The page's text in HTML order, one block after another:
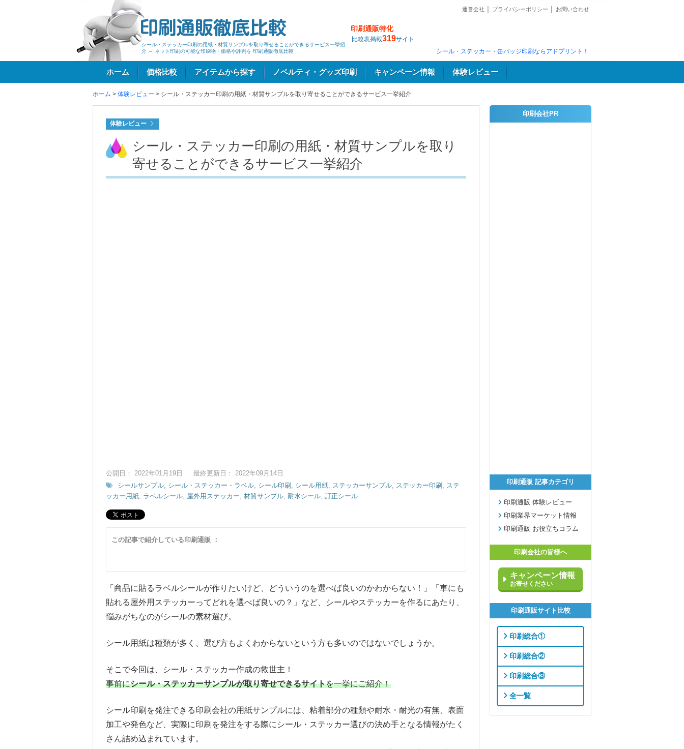
シール・ステッカー印刷の用紙・材質サンプルを取り寄せることができるサービス一挙紹
介 ～ ネット印刷の可能な印刷物・価格や評判を 印刷通販徹底比較
印刷通販特化
比較表掲載319サイト
運営会社 プライバシーポリシー お問い合わせ
シール・ステッカー・缶バッジ印刷ならアドプリント！
ホーム 価格比較 アイテムから探す ノベルティ・グッズ印刷 キャンペーン情報 体験レビュー
ホーム > 体験レビュー > シール・ステッカー印刷の用紙・材質サンプルを取り寄せることができるサービス一挙紹介
体験レビュー
シール・ステッカー印刷の用紙・材質サンプルを取り
寄せることができるサービス一挙紹介
公開日： 2022年01月19日
最終更新日： 2022年09月14日
シールサンプル シール・ステッカー・ラベル シール印刷 シール用紙 ステッカーサンプル ステッカー印刷
ステ
ッカー用紙 ラベルシール 屋外用ステッカー 材質サンプル 耐水シール 訂正シール
この記事で紹介している印刷通販 ：
「商品に貼るラベルシールが作りたいけど、どういうのを選べば良いのかわからない！」「車にも
貼れる屋外用ステッカーってどれを選べば良いの？」など、シールやステッカーを作るにあたり、
悩みがちなのがシールの素材選び。
シール用紙は種類が多く、選び方もよくわからないという方も多いのではないでしょうか。
そこで今回は、シール・ステッカー作成の救世主！
事前にシール・ステッカーサンプルが取り寄せできるサイトを一挙にご紹介！
シール印刷を発注できる印刷会社の用紙サンプルには、粘着部分の種類や耐水・耐光の有無、表面
加工や発色など、実際に印刷を発注をする際にシール・ステッカー選びの決め手となる情報がたく
さん詰め込まれています。
印刷会社PR
印刷通販 記事カテゴリ
印刷通販 体験レビュー
印刷業界マーケット情報
印刷通販 お役立ちコラム
印刷会社の皆様へ
キャンペーン情報
お寄せください
印刷通販サイト比較
印刷総合①
印刷総合②
印刷総合③
全一覧